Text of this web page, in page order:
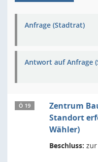
Anfrage (Stadtrat)
Antwort auf Anfrage
Ö 19
Zentrum
Standort
Wähler)
Beschluss: